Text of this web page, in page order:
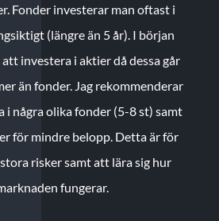
Fonder investerar man oftast i
(längre än 5 år). I början
investera i aktier då dessa går
än fonder. Jag rekommenderar
i några olika fonder (5-8 st) samt
för mindre belopp. Detta är för
risker samt att lära sig hur
fungerar.